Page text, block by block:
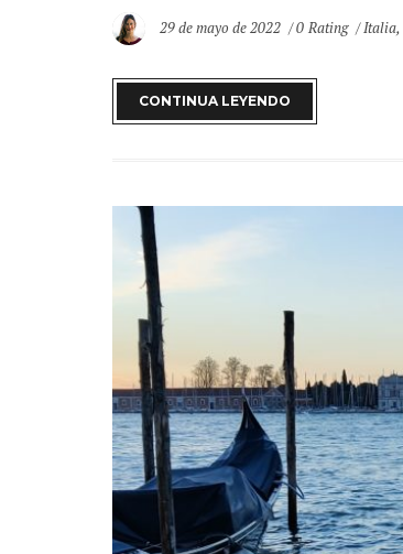
29 de mayo de 2022 0 Rating Italia,
CONTINUA LEYENDO